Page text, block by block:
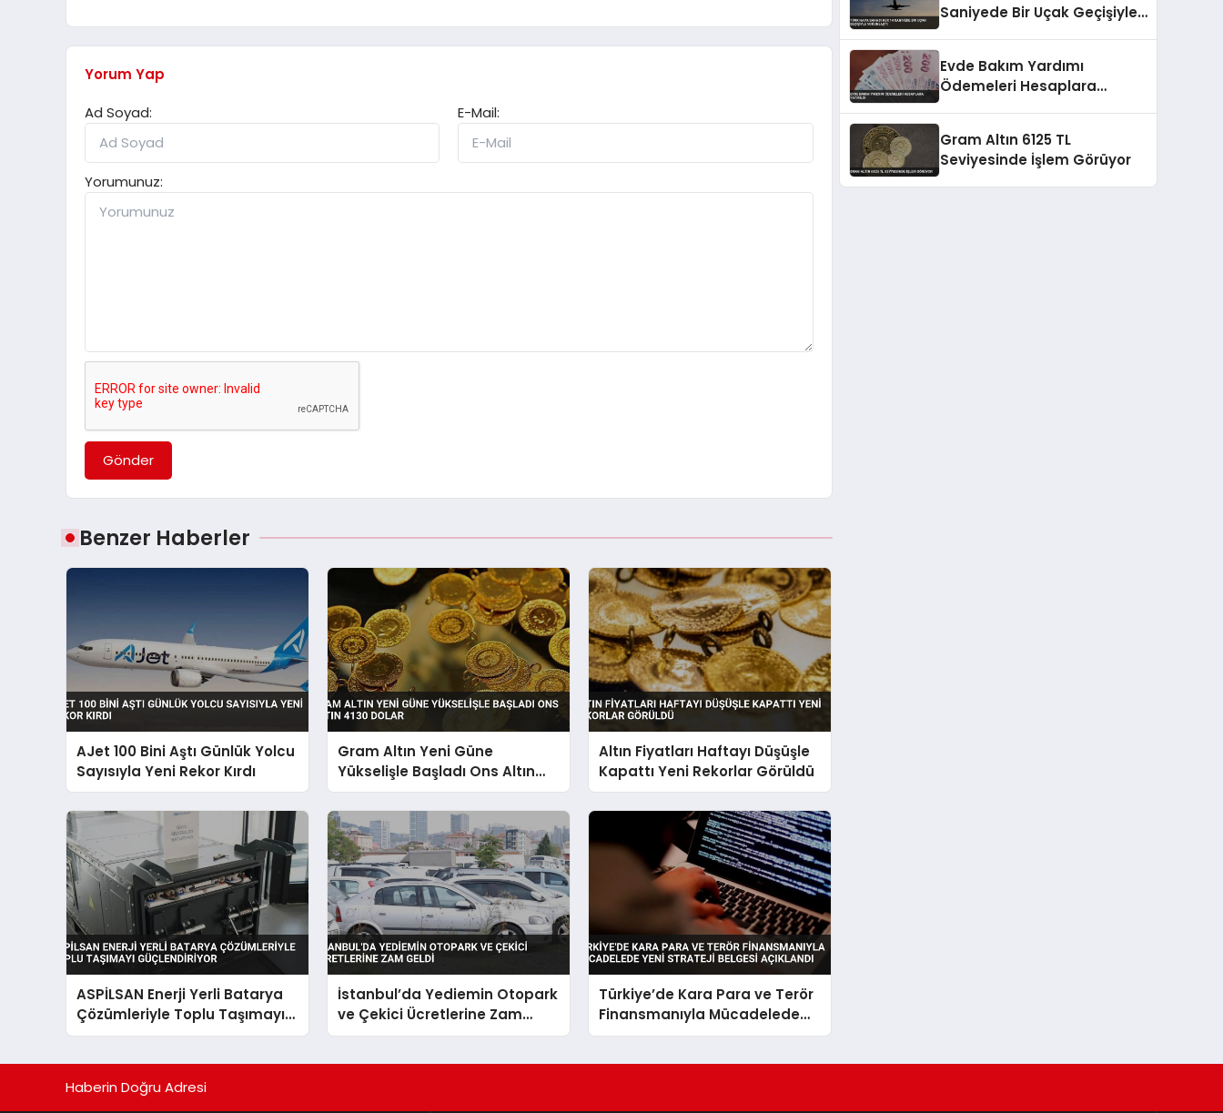
Yorum Yap
Ad Soyad:
E-Mail:
Yorumunuz:
Gönder
Benzer Haberler
AJet 100 Bini Aştı Günlük Yolcu
Sayısıyla Yeni Rekor Kırdı
Gram Altın Yeni Güne
Yükselişle Başladı Ons Altın
4130 Dolar
Altın Fiyatları Haftayı Düşüşle
Kapattı Yeni Rekorlar Görüldü
ASPİLSAN Enerji Yerli Batarya
Çözümleriyle Toplu Taşımayı
Güçlendiriyor
İstanbul’da Yediemin Otopark
ve Çekici Ücretlerine Zam
Geldi
Türkiye’de Kara Para ve Terör
Finansmanıyla Mücadelede
Yeni Strateji Belgesi Açıklandı
Saniyede Bir Uçak Geçişiyle
Evde Bakım Yardımı
Ödemeleri Hesaplara
Gram Altın 6125 TL
Seviyesinde İşlem Görüyor
Haberin Doğru Adresi